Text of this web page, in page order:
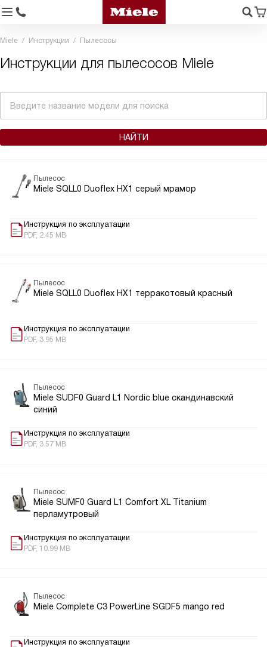
Miele Инструкции Пылесосы
Инструкции для пылесосов Miele
Пылесос
Miele SQLL0 Duoflex HX1 серый мрамор
Инструкция по эксплуатации
PDF, 2.45 MB
Пылесос
Miele SQLL0 Duoflex HX1 терракотовый красный
Инструкция по эксплуатации
PDF, 3.95 MB
Пылесос
Miele SUDF0 Guard L1 Nordic blue скандинавский
синий
Инструкция по эксплуатации
PDF, 3.57 MB
Пылесос
Miele SUMF0 Guard L1 Comfort XL Titanium
перламутровый
Инструкция по эксплуатации
PDF, 10.99 MB
Пылесос
Miele Complete C3 PowerLine SGDF5 mango red
Инструкция по эксплуатации